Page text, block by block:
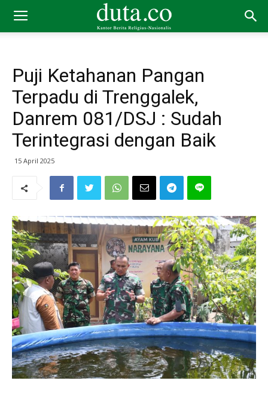
Puji Ketahanan Pangan
Terpadu di Trenggalek,
Danrem 081/DSJ : Sudah
Terintegrasi dengan Baik
15 April 2025